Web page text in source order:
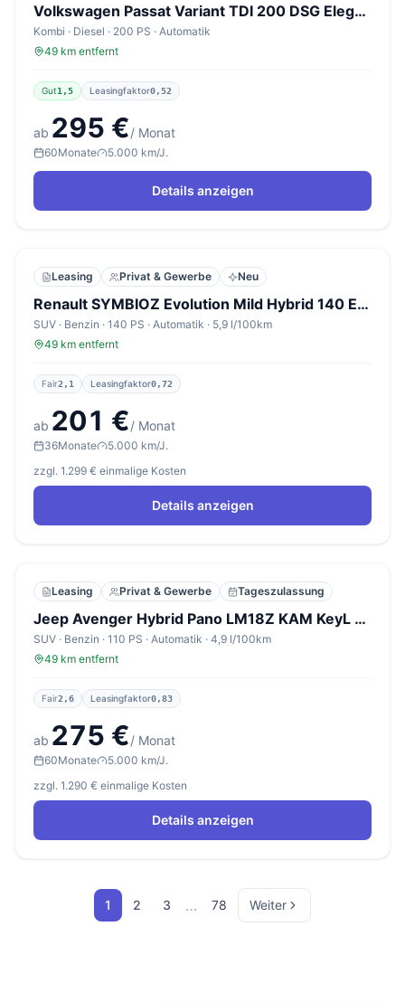
Volkswagen Passat Variant TDI 200 DSG Elegance R-line Nav
Kombi · Diesel · 200 PS · Automatik
49 km entfernt
Gut1,5 Leasingfaktor0,52
ab 295 €/ Monat
60Monate 5.000 km/J.
Details anzeigen
Leasing Privat & Gewerbe Neu
Renault SYMBIOZ Evolution Mild Hybrid 140 EDC PDC vo/hi
SUV · Benzin · 140 PS · Automatik · 5,9 l/100km
49 km entfernt
Fair2,1 Leasingfaktor0,72
ab 201 €/ Monat
36Monate
5.000 km/J.
zzgl. 1.299 € einmalige Kosten
Details anzeigen
Leasing Privat & Gewerbe Tageszulassung
Jeep Avenger Hybrid Pano LM18Z KAM KeyL ACC Klimaaut
SUV · Benzin · 110 PS · Automatik · 4,9 l/100km
49 km entfernt
Fair2,6 Leasingfaktor0,83
ab 275 €/ Monat
60Monate
5.000 km/J.
zzgl. 1.290 € einmalige Kosten
Details anzeigen
1 2 3 … 78 Weiter